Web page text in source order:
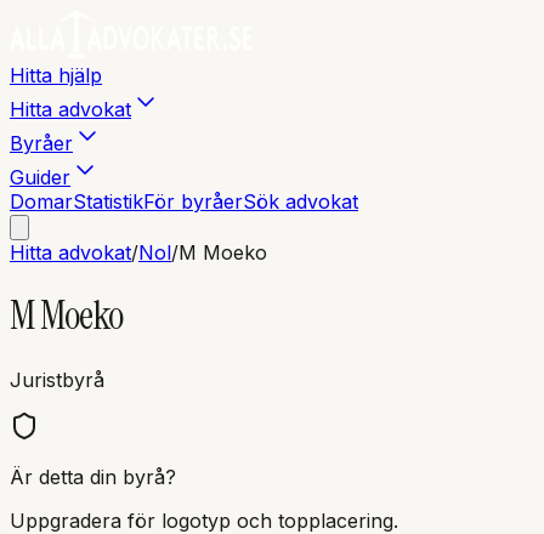
Hitta hjälp
Hitta advokat
Byråer
Guider
DomarStatistikFör byråerSök advokat
Hitta advokat/Nol/M Moeko
M Moeko
Juristbyrå
Är detta din byrå?
Uppgradera för logotyp och topplacering.